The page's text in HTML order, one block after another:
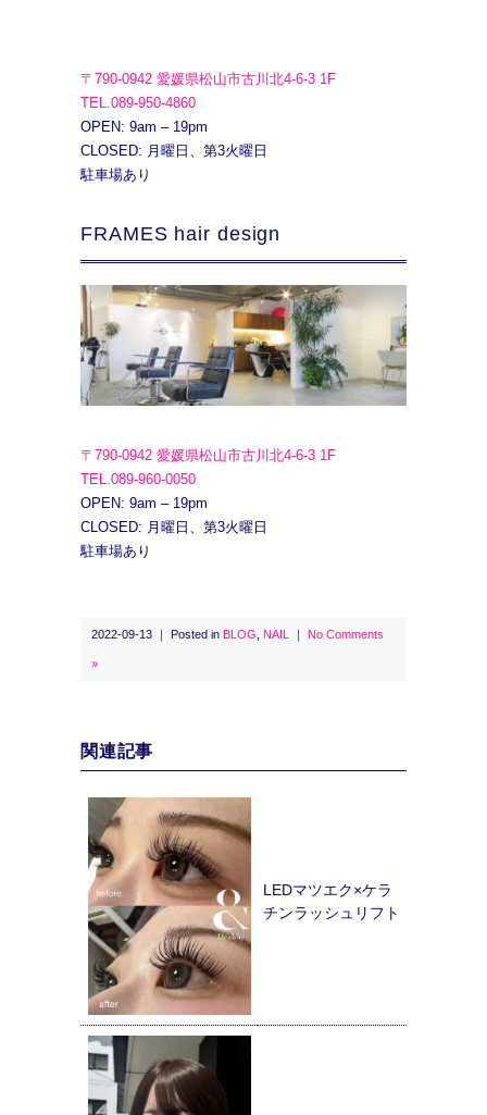
〒790-0942 愛媛県松山市古川北4-6-3 1F
TEL.089-950-4860
OPEN: 9am – 19pm
CLOSED: 月曜日、第3火曜日
駐車場あり
FRAMES hair design
〒790-0942 愛媛県松山市古川北4-6-3 1F
TEL.089-960-0050
OPEN: 9am – 19pm
CLOSED: 月曜日、第3火曜日
駐車場あり
2022-09-13 ｜ Posted in BLOG NAIL ｜ No Comments
»
関連記事
LEDマツエク×ケラ
チンラッシュリフト